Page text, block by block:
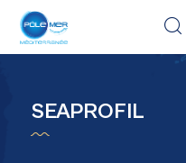
SEAPROFIL
Panneau de gestion des cookies